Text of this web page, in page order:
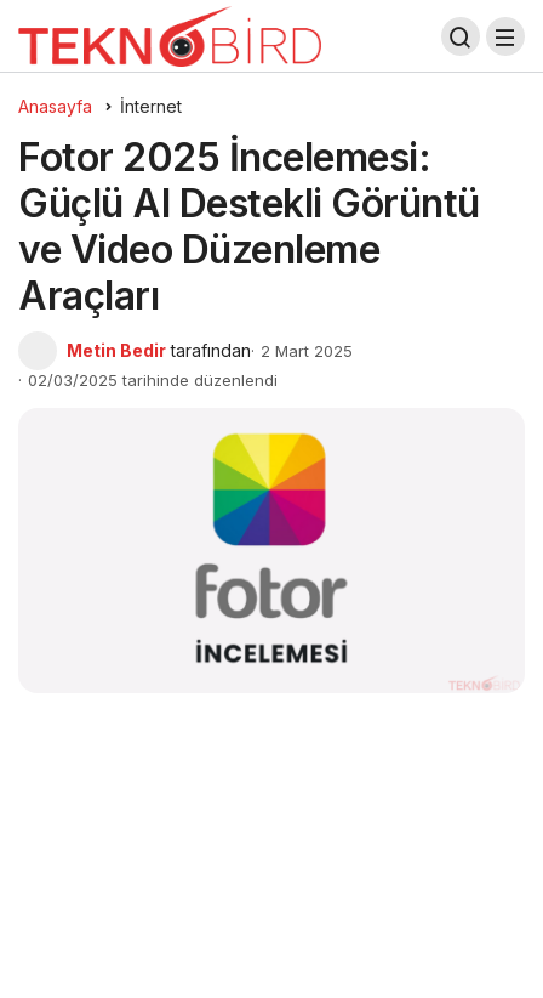
Anasayfa İnternet
Fotor 2025 İncelemesi:
Güçlü AI Destekli Görüntü
ve Video Düzenleme
Araçları
Metin Bedir tarafından
2 Mart 2025
02/03/2025 tarihinde düzenlendi